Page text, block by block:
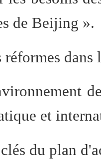
de Beijing ».
et
du plan